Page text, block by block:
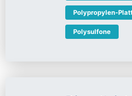
Polypropylen-
Polysulfone